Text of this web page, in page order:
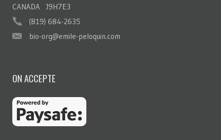
CANADA J9H7E3
(819) 684-2635
bio-org@emile-peloquin.com
ON ACCEPTE